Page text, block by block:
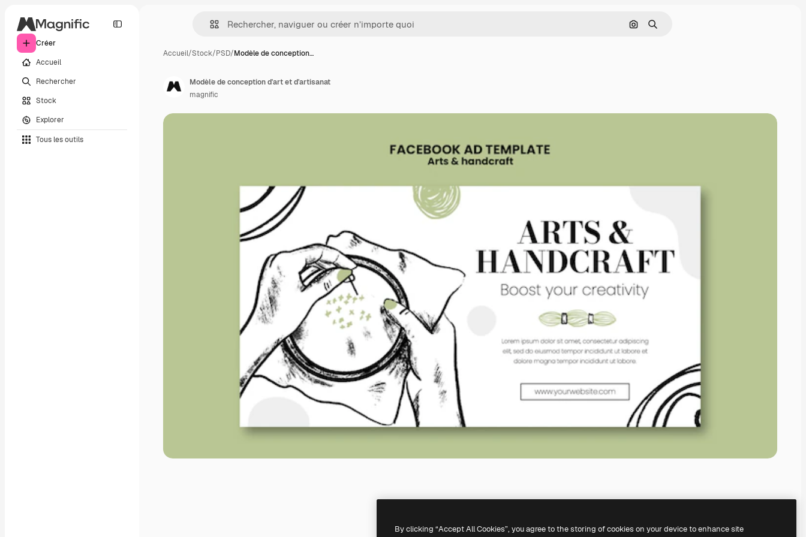
Créer
Accueil
Rechercher
Stock
Explorer
Tous les outils
Rechercher par image
Rechercher
Accueil/Stock/PSD/Modèle de conception…
Modèle de conception d'art et d'artisanat
magnific
By clicking “Accept All Cookies”, you agree to the storing of cookies on your device to enhance site